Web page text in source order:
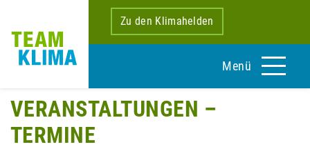
Zu den Klimahelden
Menü
VERANSTALTUNGEN –
TERMINE